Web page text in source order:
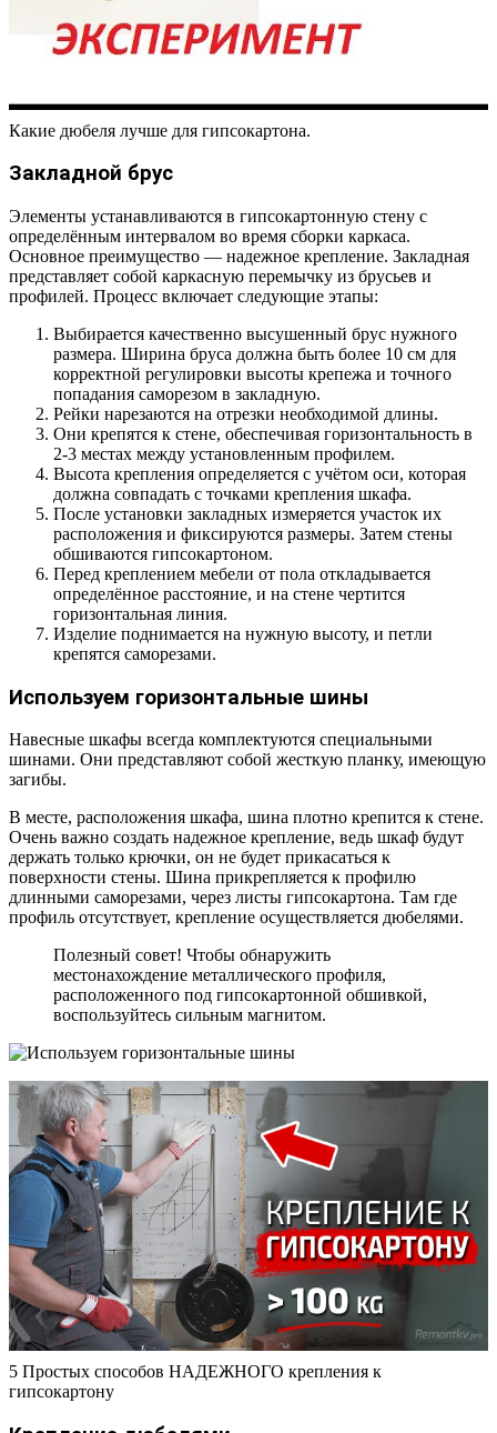
Какие дюбеля лучше для гипсокартона.
Закладной брус
Элементы устанавливаются в гипсокартонную стену с
определённым интервалом во время сборки каркаса.
Основное преимущество — надежное крепление. Закладная
представляет собой каркасную перемычку из брусьев и
профилей. Процесс включает следующие этапы:
Выбирается качественно высушенный брус нужного
размера. Ширина бруса должна быть более 10 см для
корректной регулировки высоты крепежа и точного
попадания саморезом в закладную.
Рейки нарезаются на отрезки необходимой длины.
Они крепятся к стене, обеспечивая горизонтальность в
2-3 местах между установленным профилем.
Высота крепления определяется с учётом оси, которая
должна совпадать с точками крепления шкафа.
После установки закладных измеряется участок их
расположения и фиксируются размеры. Затем стены
обшиваются гипсокартоном.
Перед креплением мебели от пола откладывается
определённое расстояние, и на стене чертится
горизонтальная линия.
Изделие поднимается на нужную высоту, и петли
крепятся саморезами.
Используем горизонтальные шины
Навесные шкафы всегда комплектуются специальными
шинами. Они представляют собой жесткую планку, имеющую
загибы.
В месте, расположения шкафа, шина плотно крепится к стене.
Очень важно создать надежное крепление, ведь шкаф будут
держать только крючки, он не будет прикасаться к
поверхности стены. Шина прикрепляется к профилю
длинными саморезами, через листы гипсокартона. Там где
профиль отсутствует, крепление осуществляется дюбелями.
Полезный совет! Чтобы обнаружить
местонахождение металлического профиля,
расположенного под гипсокартонной обшивкой,
воспользуйтесь сильным магнитом.
5 Простых способов НАДЕЖНОГО крепления к
гипсокартону